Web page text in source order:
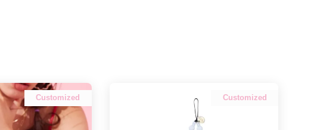
Customized Customized